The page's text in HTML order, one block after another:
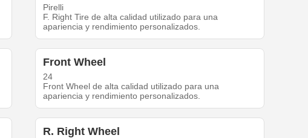
Pirelli
F. Right Tire de alta calidad utilizado para una
apariencia y rendimiento personalizados.
Front Wheel
24
Front Wheel de alta calidad utilizado para una
apariencia y rendimiento personalizados.
R. Right Wheel